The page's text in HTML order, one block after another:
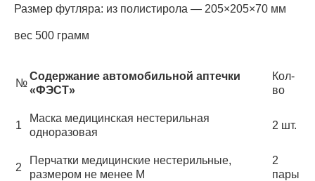
Размер футляра: из полистирола — 205×205×70 мм
вес 500 грамм
№
Содержание автомобильной аптечки
«ФЭСТ»
Кол-
во
1
Маска медицинская нестерильная
одноразовая
2 шт.
2
Перчатки медицинские нестерильные,
размером не менее М
2
пары